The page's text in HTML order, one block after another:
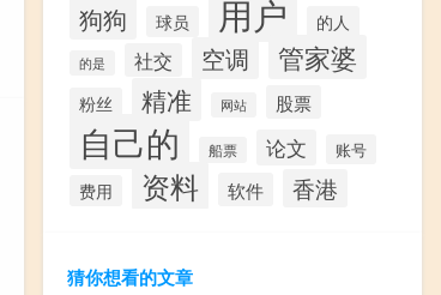
狗狗 球员 用户 的人
的是 社交 空调 管家婆
粉丝 精准 网站 股票
自己的 船票 论文 账号
费用 资料 软件 香港
猜你想看的文章